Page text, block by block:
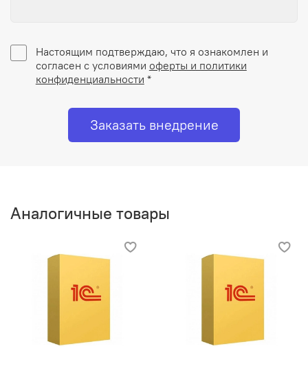
Настоящим подтверждаю, что я ознакомлен и
согласен с условиями оферты и политики
конфиденциальности *
Заказать внедрение
Аналогичные товары